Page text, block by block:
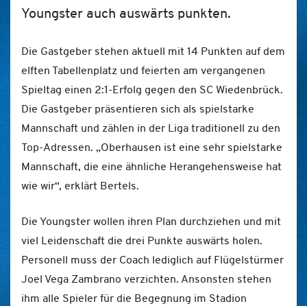
Youngster auch auswärts punkten.
Die Gastgeber stehen aktuell mit 14 Punkten auf dem
elften Tabellenplatz und feierten am vergangenen
Spieltag einen 2:1-Erfolg gegen den SC Wiedenbrück.
Die Gastgeber präsentieren sich als spielstarke
Mannschaft und zählen in der Liga traditionell zu den
Top-Adressen. „Oberhausen ist eine sehr spielstarke
Mannschaft, die eine ähnliche Herangehensweise hat
wie wir“, erklärt Bertels.
Die Youngster wollen ihren Plan durchziehen und mit
viel Leidenschaft die drei Punkte auswärts holen.
Personell muss der Coach lediglich auf Flügelstürmer
Joel Vega Zambrano verzichten. Ansonsten stehen
ihm alle Spieler für die Begegnung im Stadion